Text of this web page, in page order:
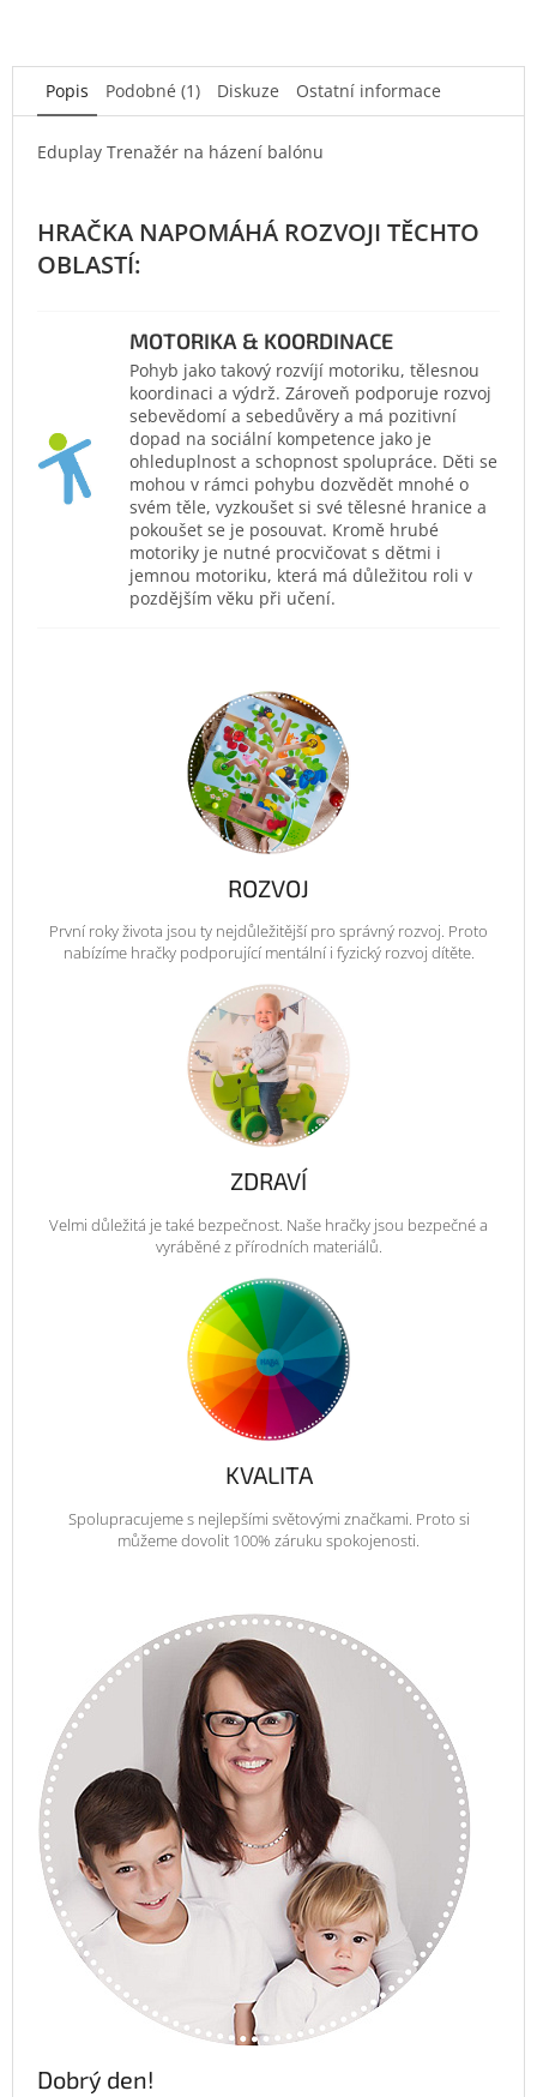
Popis Podobné (1) Diskuze Ostatní informace
Eduplay Trenažér na házení balónu
MOTORIKA & KOORDINACE
Pohyb jako takový rozvíjí motoriku, tělesnou
koordinaci a výdrž. Zároveň podporuje rozvoj
sebevědomí a sebedůvěry a má pozitivní
dopad na sociální kompetence jako je
ohleduplnost a schopnost spolupráce. Děti se
mohou v rámci pohybu dozvědět mnohé o
svém těle, vyzkoušet si své tělesné hranice a
pokoušet se je posouvat. Kromě hrubé
motoriky je nutné procvičovat s dětmi i
jemnou motoriku, která má důležitou roli v
pozdějším věku při učení.
ROZVOJ
První roky života jsou ty nejdůležitější pro správný rozvoj. Proto
nabízíme hračky podporující mentální i fyzický rozvoj dítěte.
ZDRAVÍ
Velmi důležitá je také bezpečnost. Naše hračky jsou bezpečné a
vyráběné z přírodních materiálů.
KVALITA
Spolupracujeme s nejlepšími světovými značkami. Proto si
můžeme dovolit 100% záruku spokojenosti.
Dobrý den!